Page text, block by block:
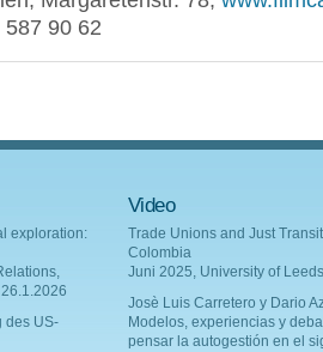
90 62
exploration:
des US-
Video
Trade Unions and Just
Colombia
Juni 2025, University of Leeds
Josè Luis Carretero y Dario
Modelos, experiencias y
pensar la autogestión en el